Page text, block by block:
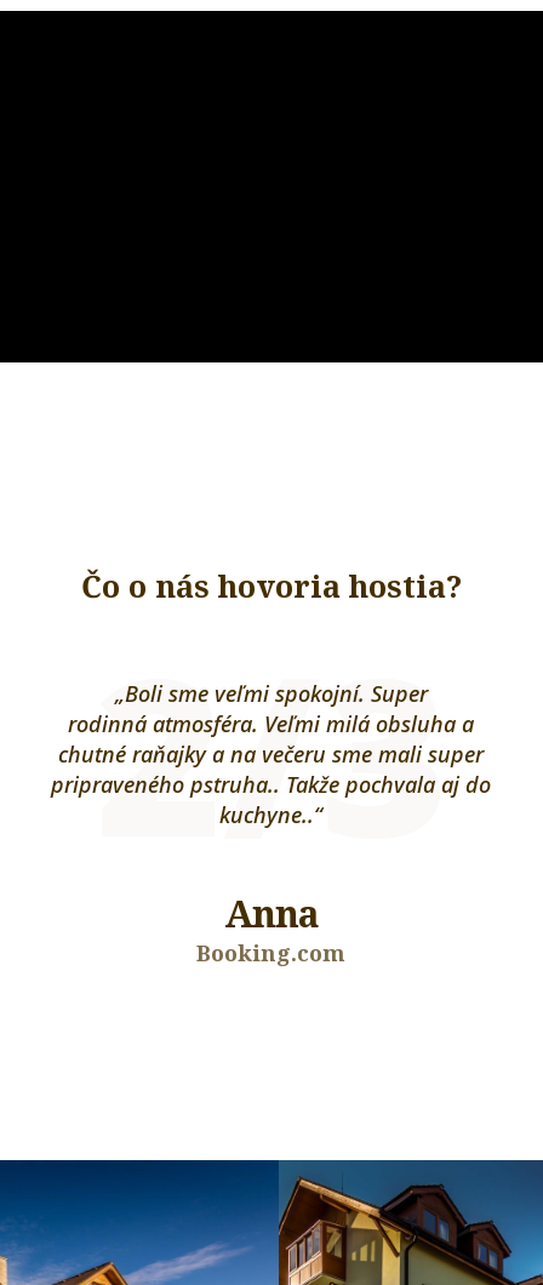
Čo o nás hovoria hostia?
„Boli sme veľmi spokojní. Super
rodinná atmosféra. Veľmi milá obsluha a
chutné raňajky a na večeru sme mali super
pripraveného pstruha.. Takže pochvala aj do
kuchyne..“
Anna
Booking.com
2/3